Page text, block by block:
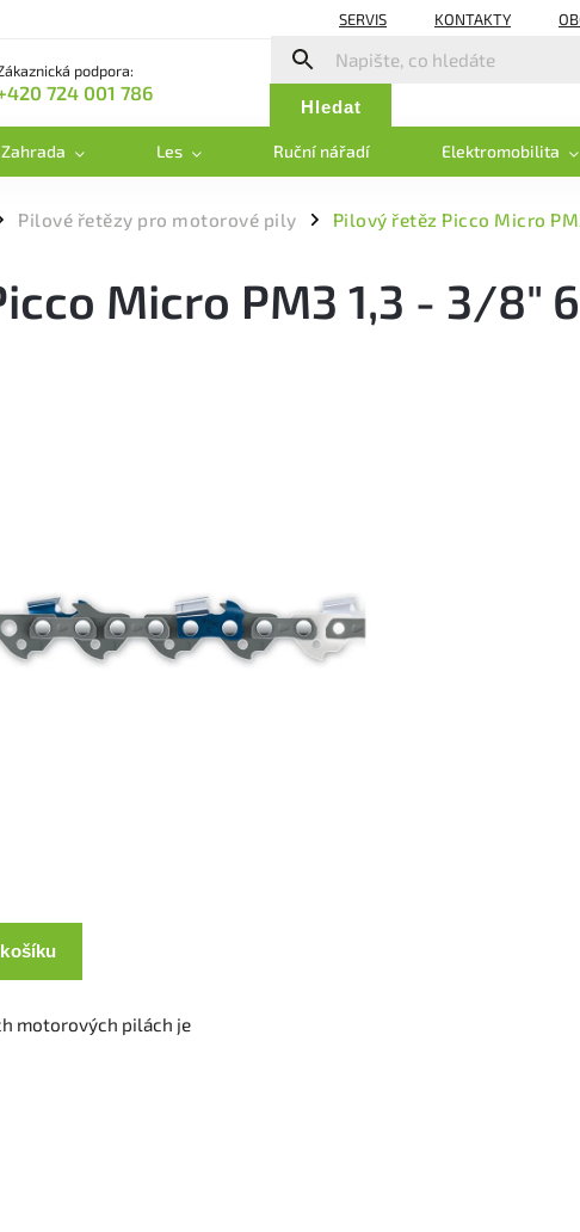
SERVIS KONTAKTY
podpora:
724 001 786
Hledat
Zahrada Les Ruční nářadí Elektromobilita
Pilové řetězy pro motorové pily / Pilový řetěz Picco Micro
Micro PM3 1,3 - 3/8"
motorových pilách je